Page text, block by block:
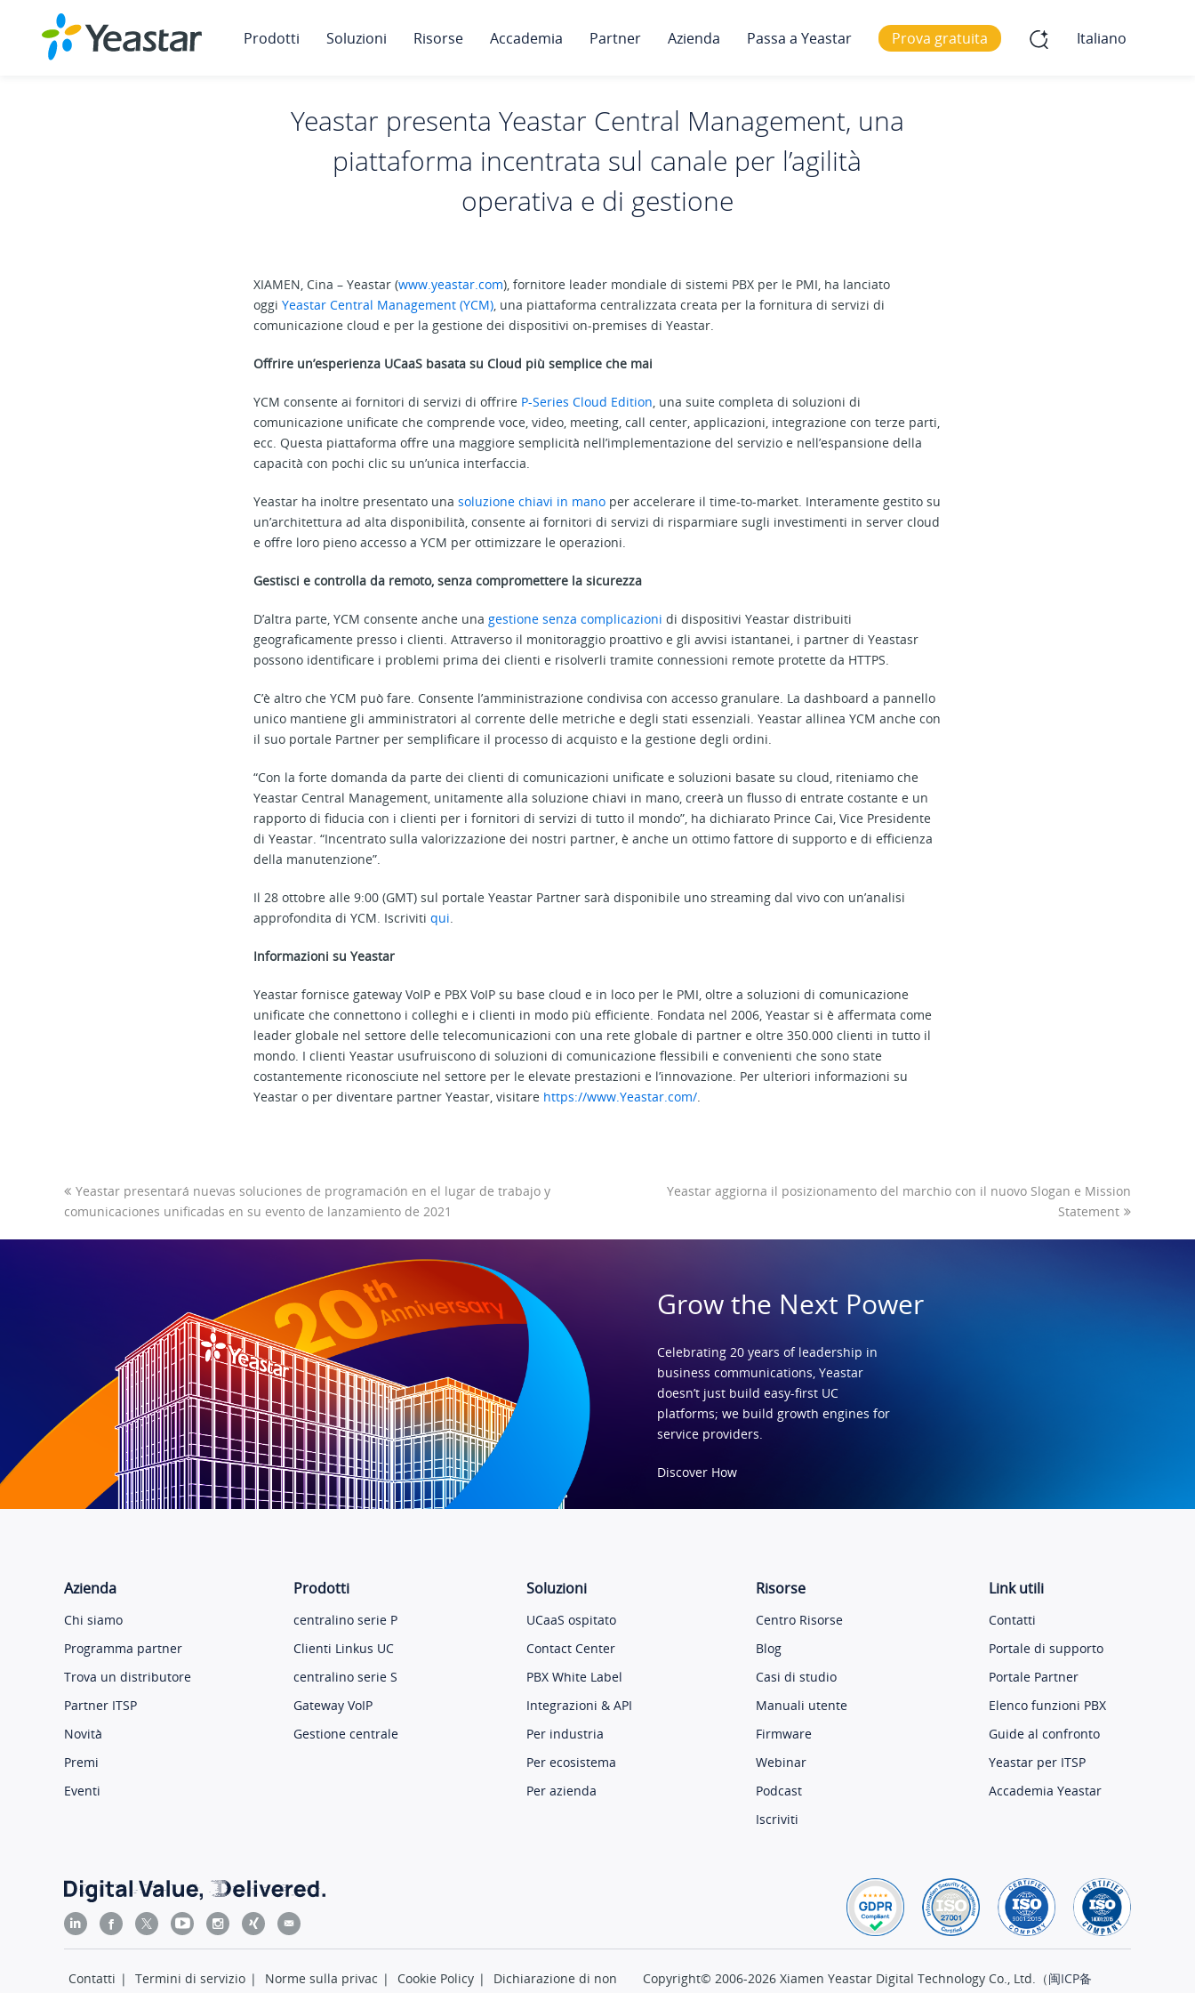
Prodotti Soluzioni Risorse Accademia Partner Azienda Passa a Yeastar Prova gratuita Italiano
Yeastar presenta Yeastar Central Management, una
piattaforma incentrata sul canale per l’agilità
operativa e di gestione
XIAMEN, Cina – Yeastar (www.yeastar.com), fornitore leader mondiale di sistemi PBX per le PMI, ha lanciato
oggi Yeastar Central Management (YCM), una piattaforma centralizzata creata per la fornitura di servizi di
comunicazione cloud e per la gestione dei dispositivi on-premises di Yeastar.
Offrire un’esperienza UCaaS basata su Cloud più semplice che mai
YCM consente ai fornitori di servizi di offrire P-Series Cloud Edition, una suite completa di soluzioni di
comunicazione unificate che comprende voce, video, meeting, call center, applicazioni, integrazione con terze parti,
ecc. Questa piattaforma offre una maggiore semplicità nell’implementazione del servizio e nell’espansione della
capacità con pochi clic su un’unica interfaccia.
Yeastar ha inoltre presentato una soluzione chiavi in manoper accelerare il time-to-market. Interamente gestito su
un’architettura ad alta disponibilità, consente ai fornitori di servizi di risparmiare sugli investimenti in server cloud
e offre loro pieno accesso a YCM per ottimizzare le operazioni.
Gestisci e controlla da remoto, senza compromettere la sicurezza
D’altra parte, YCM consente anche una gestione senza complicazioni di dispositivi Yeastar distribuiti
geograficamente presso i clienti. Attraverso il monitoraggio proattivo e gli avvisi istantanei, i partner di Yeastasr
possono identificare i problemi prima dei clienti e risolverli tramite connessioni remote protette da HTTPS.
C’è altro che YCM può fare. Consente l’amministrazione condivisa con accesso granulare. La dashboard a pannello
unico mantiene gli amministratori al corrente delle metriche e degli stati essenziali. Yeastar allinea YCM anche con
il suo portale Partner per semplificare il processo di acquisto e la gestione degli ordini.
“Con la forte domanda da parte dei clienti di comunicazioni unificate e soluzioni basate su cloud, riteniamo che
Yeastar Central Management, unitamente alla soluzione chiavi in mano, creerà un flusso di entrate costante e un
rapporto di fiducia con i clienti per i fornitori di servizi di tutto il mondo”, ha dichiarato Prince Cai, Vice Presidente
di Yeastar. “Incentrato sulla valorizzazione dei nostri partner, è anche un ottimo fattore di supporto e di efficienza
della manutenzione”.
Il 28 ottobre alle 9:00 (GMT) sul portale Yeastar Partner sarà disponibile uno streaming dal vivo con un’analisi
approfondita di YCM. Iscriviti qui.
Informazioni su Yeastar
Yeastar fornisce gateway VoIP e PBX VoIP su base cloud e in loco per le PMI, oltre a soluzioni di comunicazione
unificate che connettono i colleghi e i clienti in modo più efficiente. Fondata nel 2006, Yeastar si è affermata come
leader globale nel settore delle telecomunicazioni con una rete globale di partner e oltre 350.000 clienti in tutto il
mondo. I clienti Yeastar usufruiscono di soluzioni di comunicazione flessibili e convenienti che sono state
costantemente riconosciute nel settore per le elevate prestazioni e l’innovazione. Per ulteriori informazioni su
Yeastar o per diventare partner Yeastar, visitare https://www.Yeastar.com/.
Yeastar presentará nuevas soluciones de programación en el lugar de trabajo y
comunicaciones unificadas en su evento de lanzamiento de 2021
Yeastar aggiorna il posizionamento del marchio con il nuovo Slogan e Mission
Statement
Grow the Next Power
Celebrating 20 years of leadership in
business communications, Yeastar
doesn’t just build easy-first UC
platforms; we build growth engines for
service providers.
Discover How
Azienda
Chi siamo
Programma partner
Trova un distributore
Partner ITSP
Novità
Premi
Eventi
Prodotti
centralino serie P
Clienti Linkus UC
centralino serie S
Gateway VoIP
Gestione centrale
Soluzioni
UCaaS ospitato
Contact Center
PBX White Label
Integrazioni & API
Per industria
Per ecosistema
Per azienda
Risorse
Centro Risorse
Blog
Casi di studio
Manuali utente
Firmware
Webinar
Podcast
Iscriviti
Link utili
Contatti
Portale di supporto
Portale Partner
Elenco funzioni PBX
Guide al confronto
Yeastar per ITSP
Accademia Yeastar
Contatti | Termini di servizio | Norme sulla privac | Cookie Policy | Dichiarazione di non Copyright© 2006-2026 Xiamen Yeastar Digital Technology Co., Ltd.（闽ICP备